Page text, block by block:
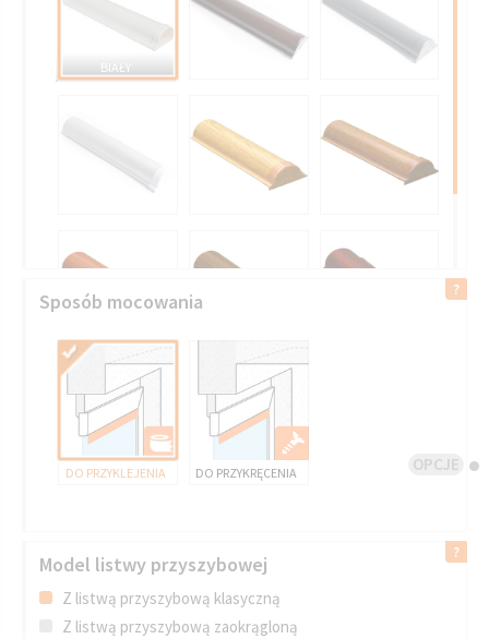
OPCJE
BIAŁY
Sposób mocowania
DO PRZYKLEJENIA DO PRZYKRĘCENIA
Model listwy przyszybowej
Z listwą przyszybową klasyczną
Z listwą przyszybową zaokrągloną